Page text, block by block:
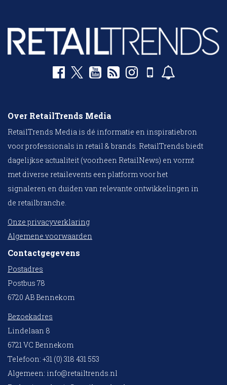
Over RetailTrends Media
RetailTrends Media is dé informatie en inspiratiebron
voor professionals in retail & brands. RetailTrends biedt
dagelijkse actualiteit (voorheen RetailNews) en vormt
met diverse retailevents een platform voor het
signaleren en duiden van relevante ontwikkelingen in
de retailbranche.
Onze privacyverklaring
Algemene voorwaarden
Contactgegevens
Postadres
Postbus 78
6720 AB Bennekom
Bezoekadres
Lindelaan 8
6721 VC Bennekom
Telefoon: +31 (0) 318 431 553
Algemeen: info@retailtrends.nl